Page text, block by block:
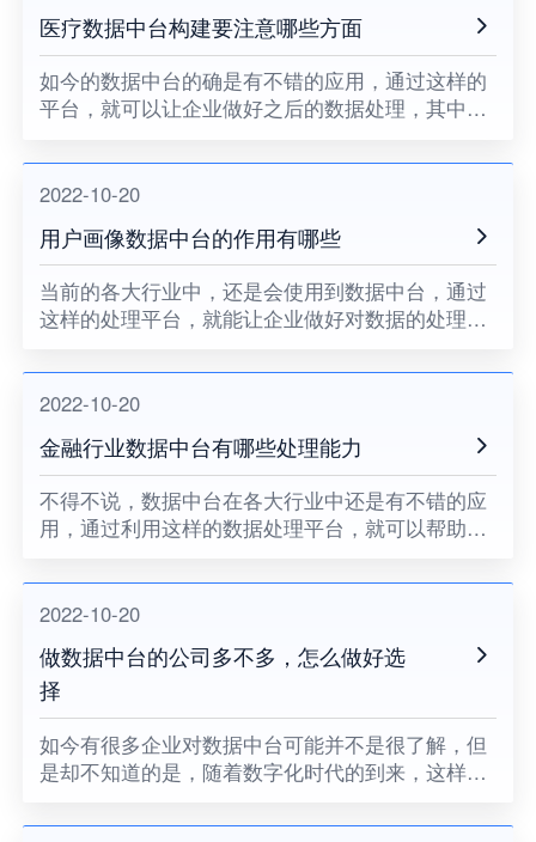
医疗数据中台构建要注意哪些方面
如今的数据中台的确是有不错的应用，通过这样的
平台，就可以让企业做好之后的数据处理，其中的
用，当前企业对医疗数据中台构建还是比较关注
的，那么在进行构建的时候，更
2022-10-20
用户画像数据中台的作用有哪些
当前的各大行业中，还是会使用到数据中台，通过
这样的处理平台，就能让企业做好对数据的处理，
中台，也同样是成为企业会了解的一大平台，那么
这一平台会有怎样的作用呢
2022-10-20
金融行业数据中台有哪些处理能力
不得不说，数据中台在各大行业中还是有不错的应
用，通过利用这样的数据处理平台，就可以帮助企
企业的发展提供帮助，金融行业数据中台也同样是
成为金融企业可以使用的处
2022-10-20
做数据中台的公司多不多，怎么做好选
择
如今有很多企业对数据中台可能并不是很了解，但
是却不知道的是，随着数字化时代的到来，这样的
数据中台的公司比较多，因此对当前有需要的企业